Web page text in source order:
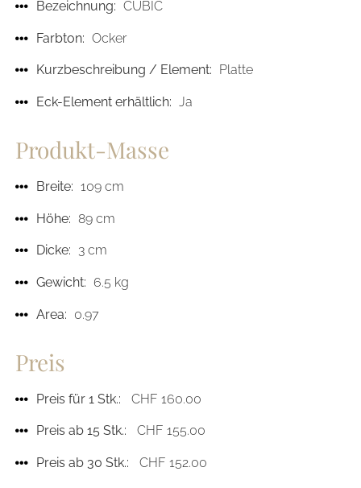
Bezeichnung: CUBIC
Farbton: Ocker
Kurzbeschreibung / Element: Platte
Eck-Element erhältlich: Ja
Produkt-Masse
Breite: 109 cm
Höhe: 89 cm
Dicke: 3 cm
Gewicht: 6.5 kg
Area: 0.97
Preis
Preis für 1 Stk.: CHF 160.00
Preis ab 15 Stk.: CHF 155.00
Preis ab 30 Stk.: CHF 152.00